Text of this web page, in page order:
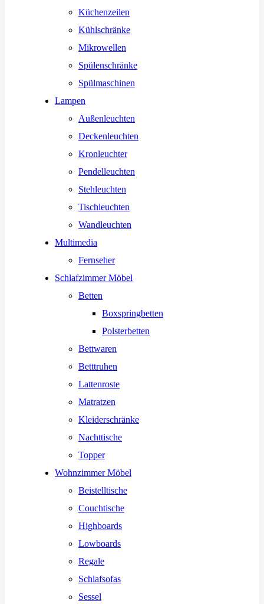
Küchenzeilen
Kühlschränke
Mikrowellen
Spülenschränke
Spülmaschinen
Lampen
Außenleuchten
Deckenleuchten
Kronleuchter
Pendelleuchten
Stehleuchten
Tischleuchten
Wandleuchten
Multimedia
Fernseher
Schlafzimmer Möbel
Betten
Boxspringbetten
Polsterbetten
Bettwaren
Betttruhen
Lattenroste
Matratzen
Kleiderschränke
Nachttische
Topper
Wohnzimmer Möbel
Beistelltische
Couchtische
Highboards
Lowboards
Regale
Schlafsofas
Sessel